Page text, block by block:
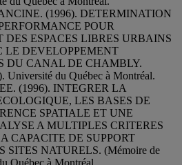
(1996). DETERMINATION
POUR
ESPACES LIBRES URBAINS
LE DEVELOPPEMENT
DU CANAL DE CHAMBLY.
Université du Québec à Montréal.
(1996). INTEGRER LA
LES BASES DE
SPATIALE ET UNE
A MULTIPLES CRITERES
CAPACITE DE SUPPORT
SITES NATURELS. (Mémoire de
Québec à Montréal.